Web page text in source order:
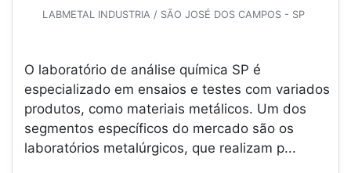
LABMETAL INDUSTRIA / SÃO JOSÉ DOS CAMPOS - SP
O laboratório de análise química SP é
especializado em ensaios e testes com variados
produtos, como materiais metálicos. Um dos
segmentos específicos do mercado são os
laboratórios metalúrgicos, que realizam p...